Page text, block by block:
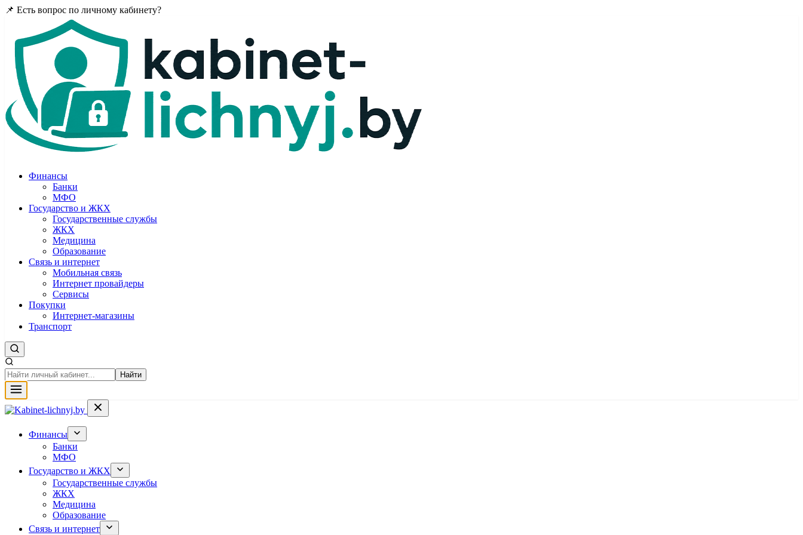
📌 Есть вопрос по личному кабинету?
Финансы
Банки
МФО
Государство и ЖКХ
Государственные службы
ЖКХ
Медицина
Образование
Связь и интернет
Мобильная связь
Интернет провайдеры
Сервисы
Покупки
Интернет-магазины
Транспорт
Найти
Финансы
Банки
МФО
Государство и ЖКХ
Государственные службы
ЖКХ
Медицина
Образование
Связь и интернет